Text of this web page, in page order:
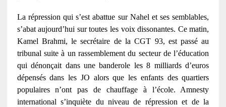
La répression qui s’est abattue sur Nahel et ses semblables,
s’abat aujourd’hui sur toutes les voix dissonantes. Ce matin,
Kamel Brahmi, le secrétaire de la CGT 93, est passé au
tribunal suite à un rassemblement du secteur de l’éducation
qui dénonçait dans une banderole les 8 milliards d’euros
dépensés dans les JO alors que les enfants des quartiers
populaires n’ont pas de chauffage à l’école. Amnesty
international s’inquiète du niveau de répression et de la